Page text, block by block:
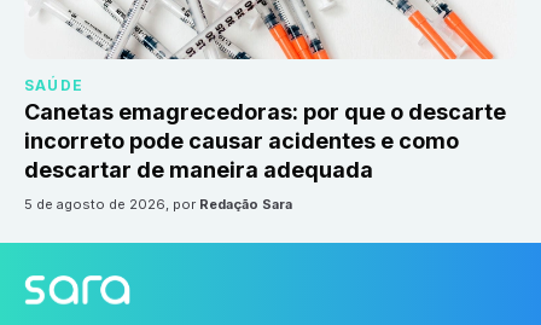
SAÚDE
Canetas emagrecedoras: por que o descarte
incorreto pode causar acidentes e como
descartar de maneira adequada
5 de agosto de 2026, por Redação Sara